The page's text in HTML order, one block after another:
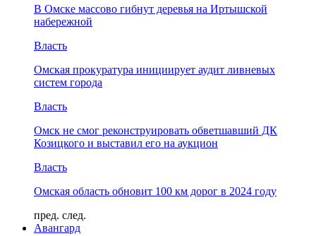
В Омске массово гибнут деревья на Иртышской
набережной
Власть
Омская прокуратура инициирует аудит ливневых
систем города
Власть
Омск не смог реконструировать обветшавший ДК
Козицкого и выставил его на аукцион
Власть
Омская область обновит 100 км дорог в 2024 году
пред. след.
Авангард